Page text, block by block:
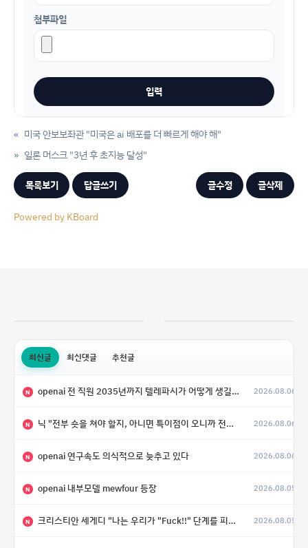
첨부파일
« 미국 안보보좌관 "미국은 ai 배포를 더 빠르게 해야 해"
일론 머스크 "3년 후 초지능 달성"
»
목록보기 답글쓰기 글수정 글삭제
Powered by KBoard
최신글 최신댓글 추천글
N openai 전 직원 2035년까지 텔레파시가 어떻게 생길 수 있는지 2026.08.06
N 닉 "전부 숏을 쳐야 할지, 아니면 특이점이 오니까 전부 롱을 쳐야 할지 모르겠다.” 2026.08.06
N openai 연구속도 의식적으로 늦추고 있다 2026.08.06
N openai 내부모델 mewfour 등장 2026.08.05
N 크리스티안 세게디 "나는 우리가 "Fuck!!" 단계를 피할 수 있기를 바랄 뿐" 2026.08.05